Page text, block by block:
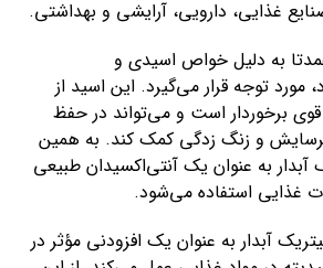
غذایی، دارویی، آرایشی و بهداشتی.
به دلیل خواص اسیدی و
مورد توجه قرار می‌گیرد. این اسید از
برخوردار است و می‌تواند در حفظ
فرسایش و زنگ زدگی کمک کند. به همین
آبدار به عنوان یک آنتی‌اکسیدان طبیعی
غذایی استفاده می‌شود.
آبدار به عنوان یک افزودنی مؤثر در